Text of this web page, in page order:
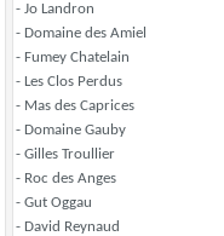
- Jo Landron
- Domaine des Amiel
- Fumey Chatelain
- Les Clos Perdus
- Mas des Caprices
- Domaine Gauby
- Gilles Troullier
- Roc des Anges
- Gut Oggau
- David Reynaud